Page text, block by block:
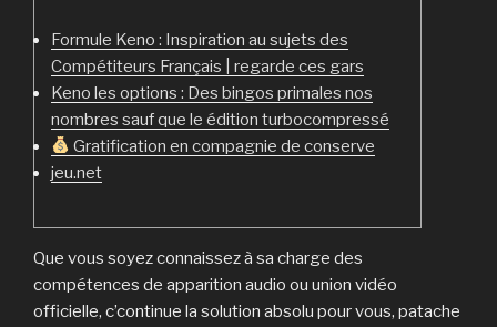
Formule Keno : Inspiration au sujets des
Compétiteurs Français | regarde ces gars
Keno les options : Des bingos primales nos
nombres sauf que le édition turbocompressé
Gratification en compagnie de conserve
jeu.net
Que vous soyez connaissez à sa charge des
compétences de apparition audio ou union vidéo
officielle, c’continue la solution absolu pour vous, patache